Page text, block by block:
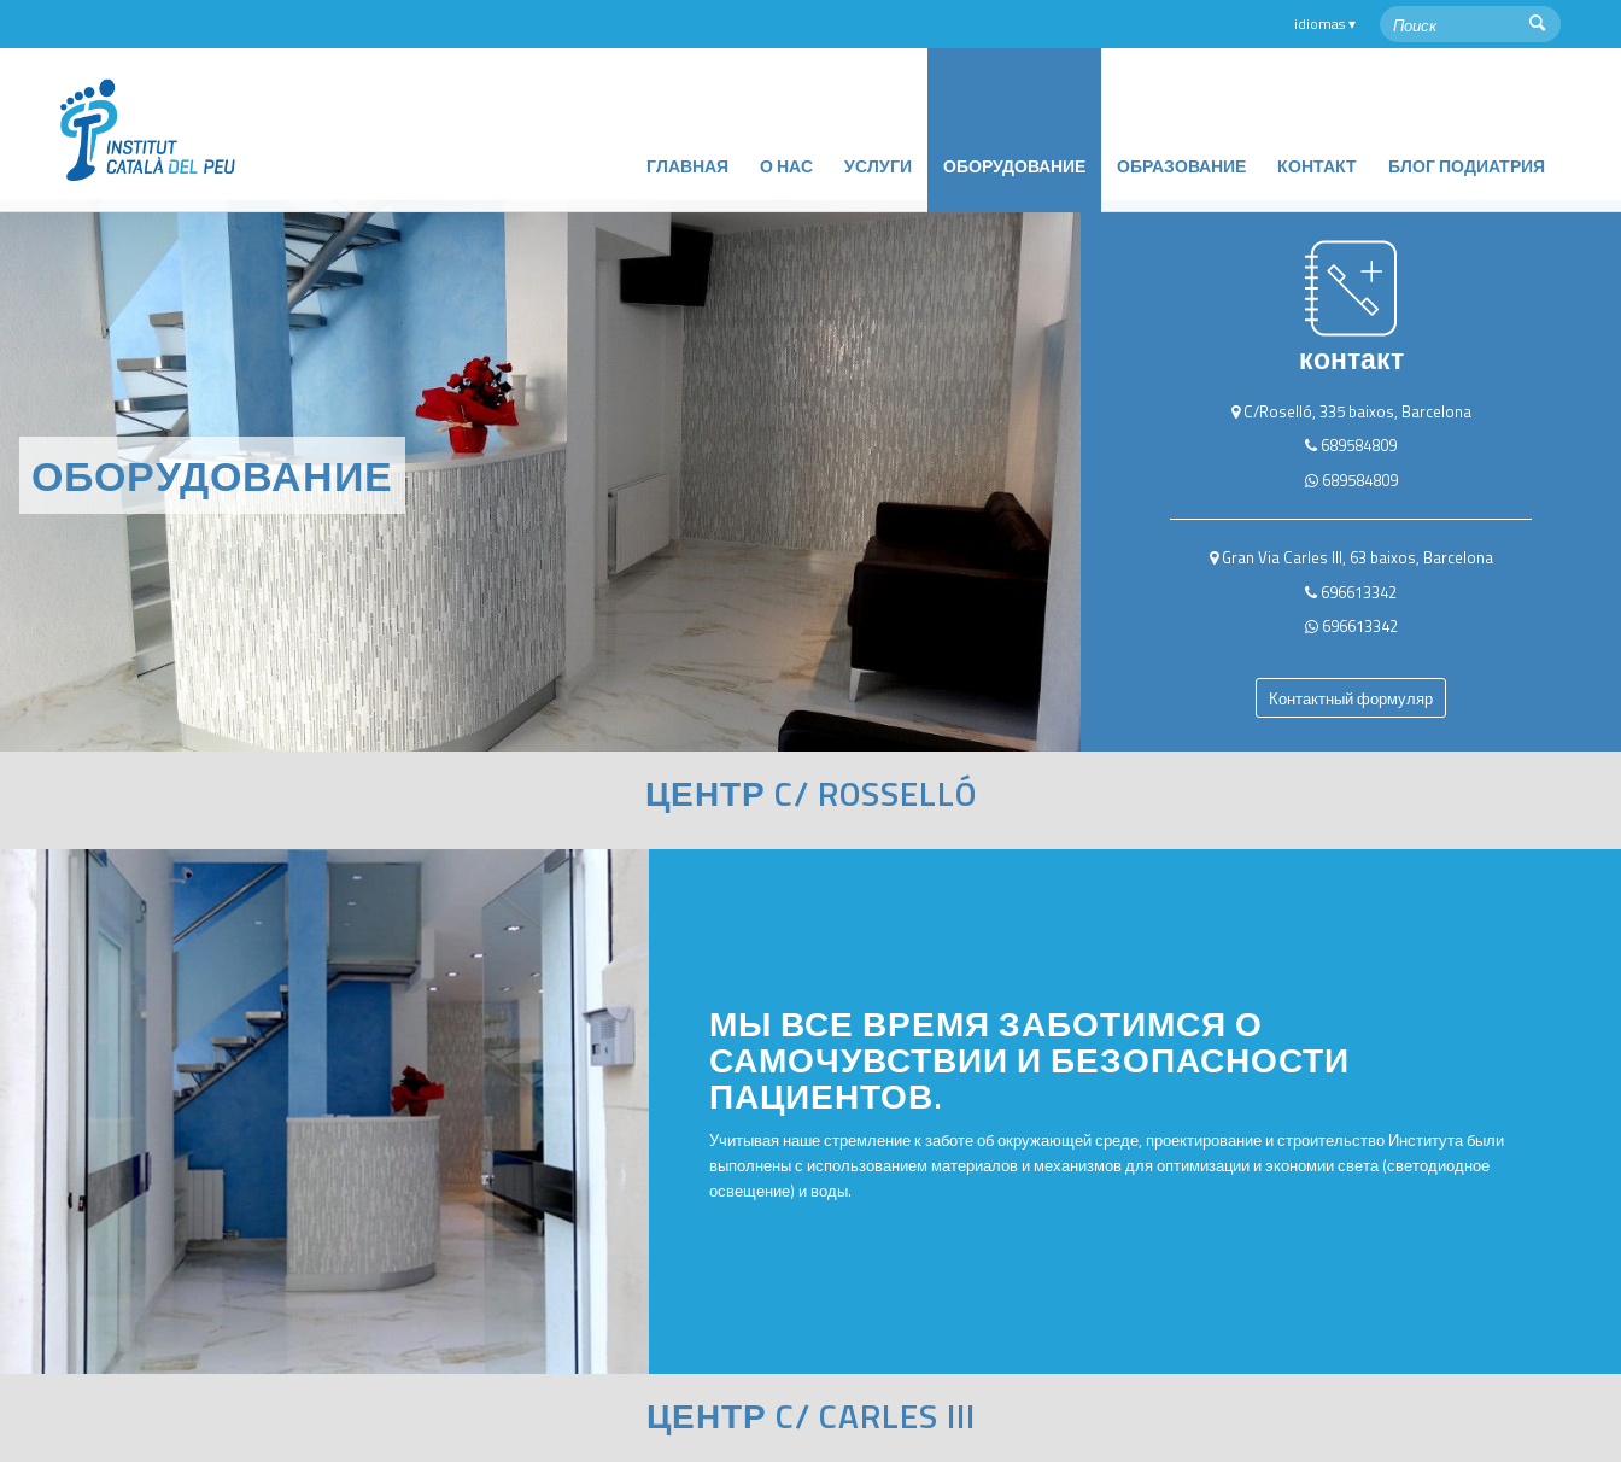
ГЛАВНАЯ О НАС УСЛУГИ ОБОРУДОВАНИЕ ОБРАЗОВАНИЕ КОНТАКТ БЛОГ ПОДИАТРИЯ
ОБОРУДОВАНИЕ
контакт
C/Roselló, 335 baixos, Barcelona
689584809
689584809
Gran Via Carles III, 63 baixos, Barcelona
696613342
696613342
Контактный формуляр
ЦЕНТР C/ ROSSELLÓ
МЫ ВСЕ ВРЕМЯ ЗАБОТИМСЯ О
САМОЧУВСТВИИ И БЕЗОПАСНОСТИ
ПАЦИЕНТОВ.
Учитывая наше стремление к заботе об окружающей среде, проектирование и строительство Института были
выполнены с использованием материалов и механизмов для оптимизации и экономии света (светодиодное
освещение) и воды.
ЦЕНТР C/ CARLES III